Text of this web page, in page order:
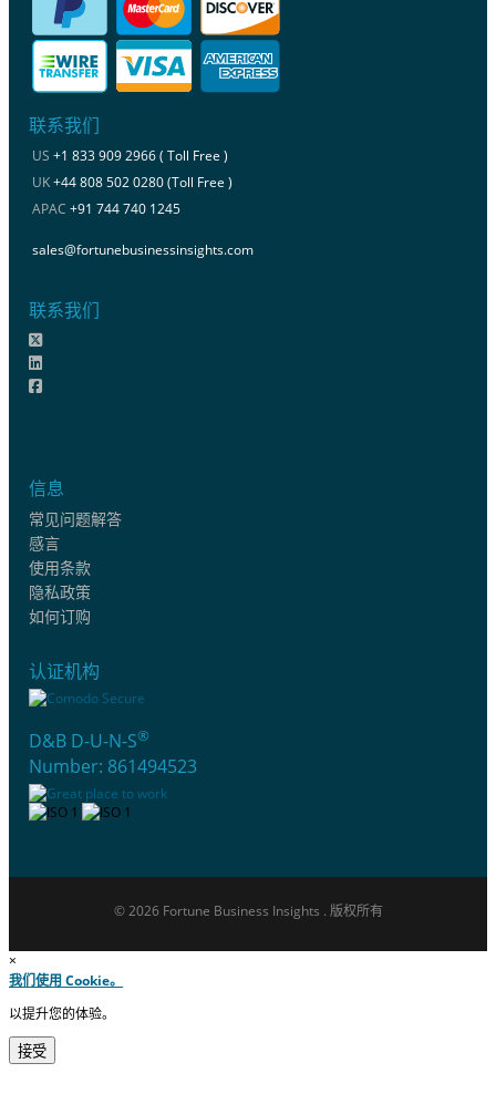
联系我们
US +1 833 909 2966 ( Toll Free )
UK+44 808 502 0280 (Toll Free )
APAC +91 744 740 1245
sales@fortunebusinessinsights.com
联系我们
信息
常见问题解答
感言
使用条款
隐私政策
如何订购
认证机构
D&B D-U-N-S®
Number: 861494523
© 2026 Fortune Business Insights . 版权所有
×
我们使用 Cookie。
以提升您的体验。
接受